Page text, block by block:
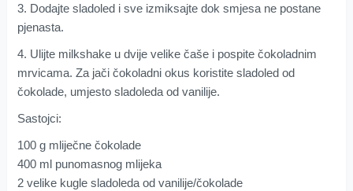
3. Dodajte sladoled i sve izmiksajte dok smjesa ne postane
pjenasta.
4. Ulijte milkshake u dvije velike čaše i pospite čokoladnim
mrvicama. Za jači čokoladni okus koristite sladoled od
čokolade, umjesto sladoleda od vanilije.
Sastojci:
100 g mliječne čokolade
400 ml punomasnog mlijeka
2 velike kugle sladoleda od vanilije/čokolade